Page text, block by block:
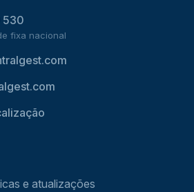
530
fixa nacional
e atualizações